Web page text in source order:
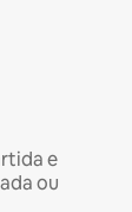
e
ou